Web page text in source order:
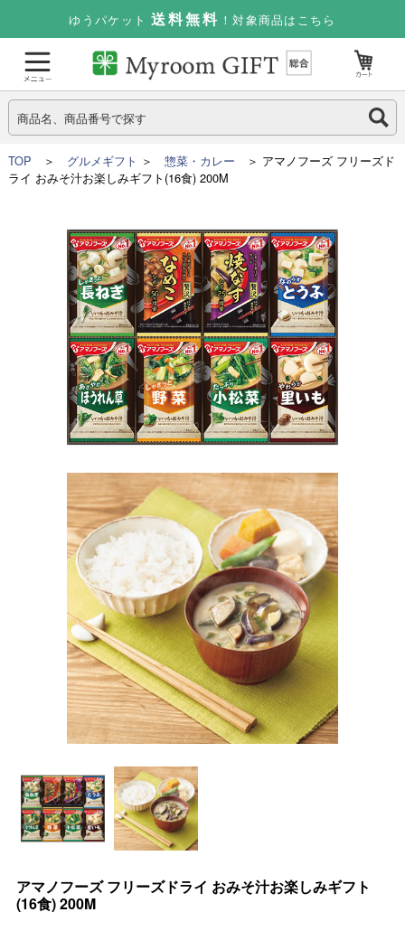
ゆうパケット 送料無料 ！対象商品はこちら
TOP ＞ グルメギフト ＞ 惣菜・カレー ＞ アマノフーズ フリーズド
ライ おみそ汁お楽しみギフト(16食) 200M
アマノフーズ フリーズドライ おみそ汁お楽しみギフト
(16食) 200M